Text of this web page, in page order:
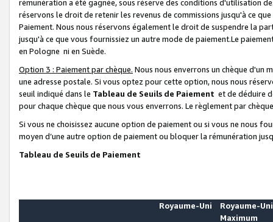
rémunération a été gagnée, sous réserve des conditions d'utilisation
réservons le droit de retenir les revenus de commissions jusqu'à ce
Paiement. Nous nous réservons également le droit de suspendre la
jusqu'à ce que vous fournissiez un autre mode de paiement.Le
en Pologne ni en Suède.
Option 3 : Paiement par chèque. Nous nous enverrons un chèque d'un
une adresse postale. Si vous optez pour cette option, nous nous
seuil indiqué dans le Tableau de Seuils de Paiement et de déduire
pour chaque chèque que nous vous enverrons. Le règlement par
Si vous ne choisissez aucune option de paiement ou si vous ne nous
moyen d’une autre option de paiement ou bloquer la rémunération
Tableau de Seuils de Paiement
Royaume-Uni
Royaume-Uni
Maximum